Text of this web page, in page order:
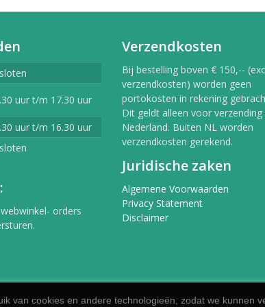
uur t/m 17.30 uur
uur t/m 16.30 uur
orders
Verzendkosten
Bij bestelling boven € 150,--
verzendkosten) worden geen
portokosten in rekening
Dit geldt alleen voor verzending
Nederland. Buiten NL worden
verzendkosten gerekend.
Juridische zaken
Algemene Voorwaarden
Privacy Statement
Disclaimer
van cookies en andere technologieën, zodat we kunnen